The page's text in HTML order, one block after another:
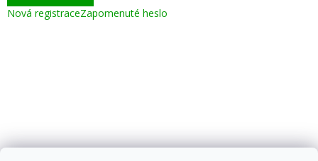
Nová registraceZapomenuté heslo